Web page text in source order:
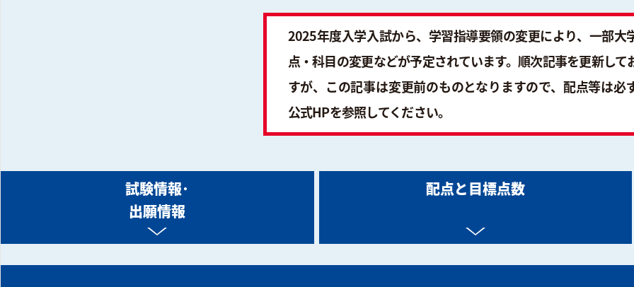
2025年度入学入試から、学習指導要領の変更により、一部大
点・科目の変更などが予定されています。順次記事を更新して
すが、この記事は変更前のものとなりますので、配点等は必
公式HPを参照してください。
試験情報･
出願情報
配点と目標点数